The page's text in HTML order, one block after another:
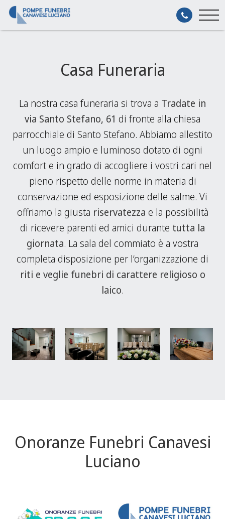
Casa Funeraria
La nostra casa funeraria si trova a Tradate in
via Santo Stefano, 61 di fronte alla chiesa
parrocchiale di Santo Stefano. Abbiamo allestito
un luogo ampio e luminoso dotato di ogni
comfort e in grado di accogliere i vostri cari nel
pieno rispetto delle norme in materia di
conservazione ed esposizione delle salme. Vi
offriamo la giusta riservatezza e la possibilità
di ricevere parenti ed amici durante tutta la
giornata. La sala del commiato è a vostra
completa disposizione per l’organizzazione di
riti e veglie funebri di carattere religioso o
laico.
Onoranze Funebri Canavesi
Luciano